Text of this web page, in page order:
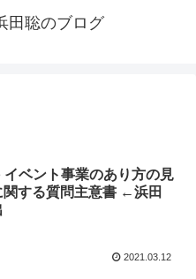
田聡のブログ
イベント事業のあり方の見
関する質問主意書 ←浜田
2021.03.12